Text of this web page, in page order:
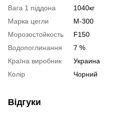
Вага 1 піддона
1040кг
Марка цегли
М-300
Морозостойкость
F150
Водопоглинання
7 %
Країна виробник
Украина
Колір
Чорний
Відгуки